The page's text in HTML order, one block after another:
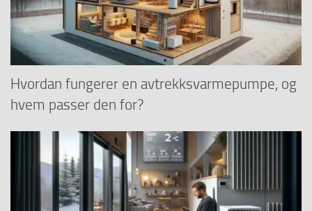
Hvordan fungerer en avtrekksvarmepumpe, og
hvem passer den for?